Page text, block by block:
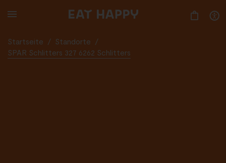
TO
Startseite / Standorte
/
SPAR Schlitters 327 6262 Schlitters